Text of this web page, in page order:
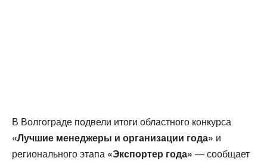
В Волгограде подвели итоги областного конкурса
«Лучшие менеджеры и организации года» и
регионального этапа «Экспортер года» — сообщает